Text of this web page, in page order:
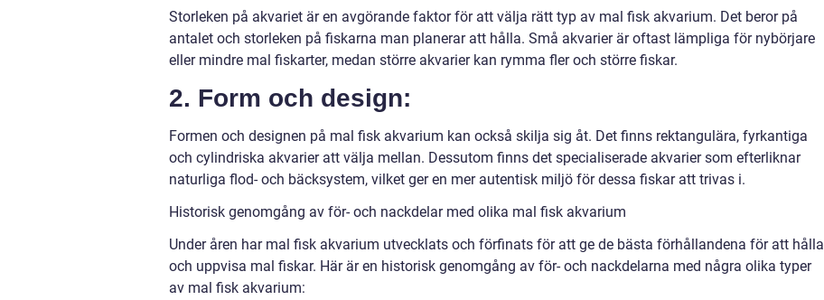
Storleken på akvariet är en avgörande faktor för att välja rätt typ av mal fisk akvarium. Det beror på
antalet och storleken på fiskarna man planerar att hålla. Små akvarier är oftast lämpliga för nybörjare
eller mindre mal fiskarter, medan större akvarier kan rymma fler och större fiskar.
2. Form och design:
Formen och designen på mal fisk akvarium kan också skilja sig åt. Det finns rektangulära, fyrkantiga
och cylindriska akvarier att välja mellan. Dessutom finns det specialiserade akvarier som efterliknar
naturliga flod- och bäcksystem, vilket ger en mer autentisk miljö för dessa fiskar att trivas i.
Historisk genomgång av för- och nackdelar med olika mal fisk akvarium
Under åren har mal fisk akvarium utvecklats och förfinats för att ge de bästa förhållandena för att hålla
och uppvisa mal fiskar. Här är en historisk genomgång av för- och nackdelarna med några olika typer
av mal fisk akvarium: